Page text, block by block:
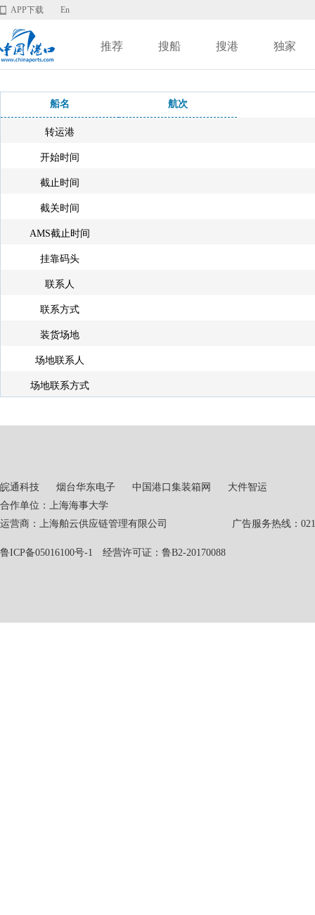
APP下载 En
推荐 搜船 搜港 独家
船名 航次
转运港
开始时间
截止时间
截关时间
AMS截止时间
挂靠码头
联系人
联系方式
装货场地
场地联系人
场地联系方式
皖通科技 烟台华东电子 中国港口集装箱网
大件智运
合作单位：上海海事大学
运营商：上海舶云供应链管理有限公司 广告服务热线：021-
鲁ICP备05016100号-1 经营许可证：鲁B2-20170088